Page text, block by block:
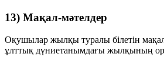
13) Мақал-мәтелдер
Оқушылар жылқы туралы білетін
ұлттық дүниетанымдағы жылқының